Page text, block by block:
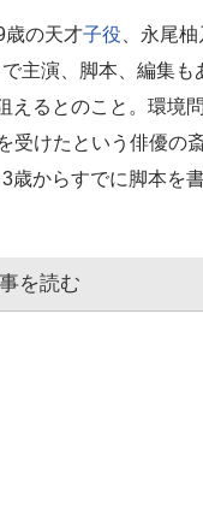
歳の天才子役 、永尾
主演、脚本、編集
えるとのこと。環境
受けたという俳優の
歳からすでに脚本を
を読む